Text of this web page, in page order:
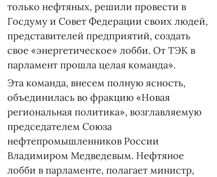
только нефтяных, решили провести в
Госдуму и Совет Федерации своих людей,
представителей предприятий, создать
свое «энергетическое» лобби. От ТЭК в
парламент прошла целая команда».
Эта команда, внесем полную ясность,
объединилась во фракцию «Новая
региональная политика», возглавляемую
председателем Союза
нефтепромышленников России
Владимиром Медведевым. Нефтяное
лобби в парламенте, полагает министр,